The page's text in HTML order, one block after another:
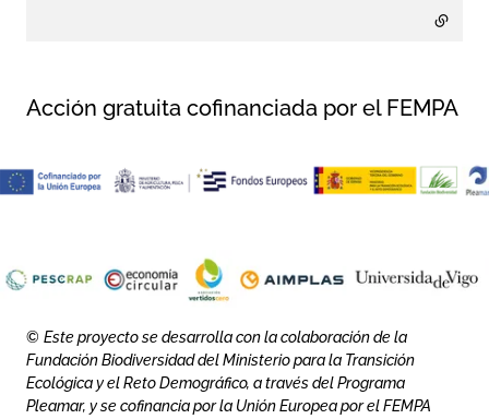
Acción gratuita cofinanciada por el FEMPA
Rights reserved:
© Este proyecto se desarrolla con la colaboración de la
Fundación Biodiversidad del Ministerio para la Transición
Ecológica y el Reto Demográfico, a través del Programa
Pleamar, y se cofinancia por la Unión Europea por el FEMPA